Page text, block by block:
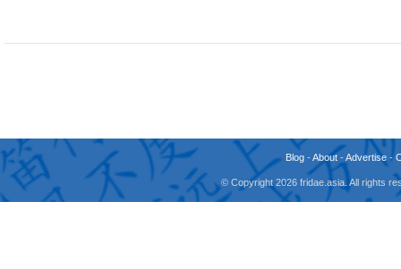
Blog -About -Advertise -
© Copyright 2026 fridae.asia. All rights